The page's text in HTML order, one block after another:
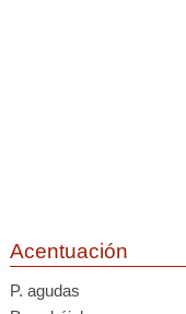
Acentuación
P. agudas